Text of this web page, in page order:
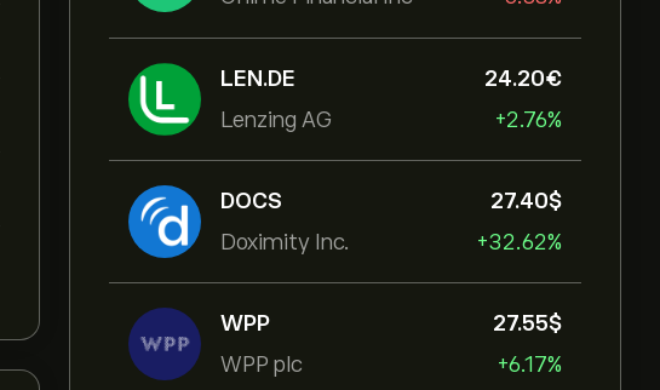
LEN.DE
Lenzing AG
24.20‎€‎
+2.76%
DOCS
Doximity Inc.
27.40‎$‎
+32.62%
WPP
WPP plc
27.55‎$‎
+6.17%